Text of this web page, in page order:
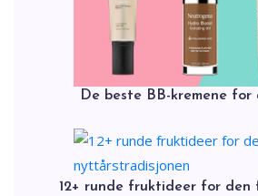
De beste BB-kremene
12+ runde fruktideer for den